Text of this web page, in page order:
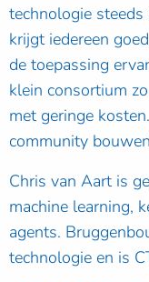
technologie
krijgt iedereen
de toepassing
klein consortium
met geringe
community
Chris van Aart is
machine learning,
agents.
technologie en is